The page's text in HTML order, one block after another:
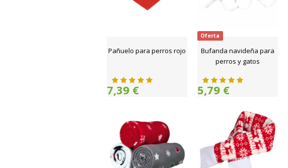
Pañuelo para perros rojo
7,39 €
Oferta
Bufanda navideña para
perros y gatos
5,79 €